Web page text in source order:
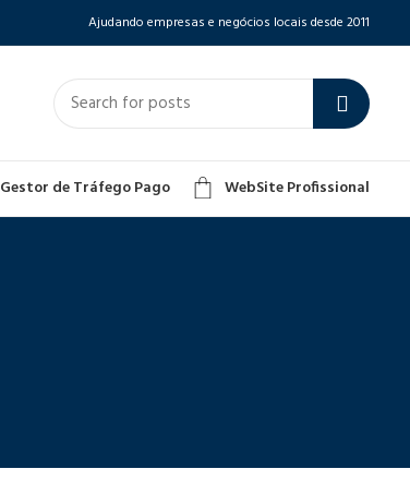
Ajudando empresas e negócios locais desde 2011
Gestor de Tráfego Pago WebSite Profissional